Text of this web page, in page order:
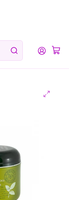
BIENVENIDA10
Crema